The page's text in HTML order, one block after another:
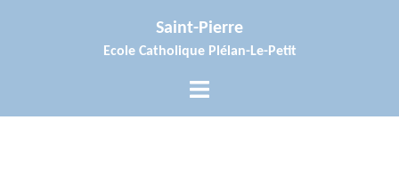
Saint-Pierre
Ecole Catholique Plélan-Le-Petit
Ouvrir/fermer